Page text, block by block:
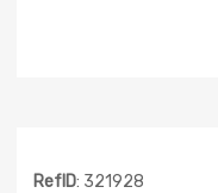
RefID: 321928